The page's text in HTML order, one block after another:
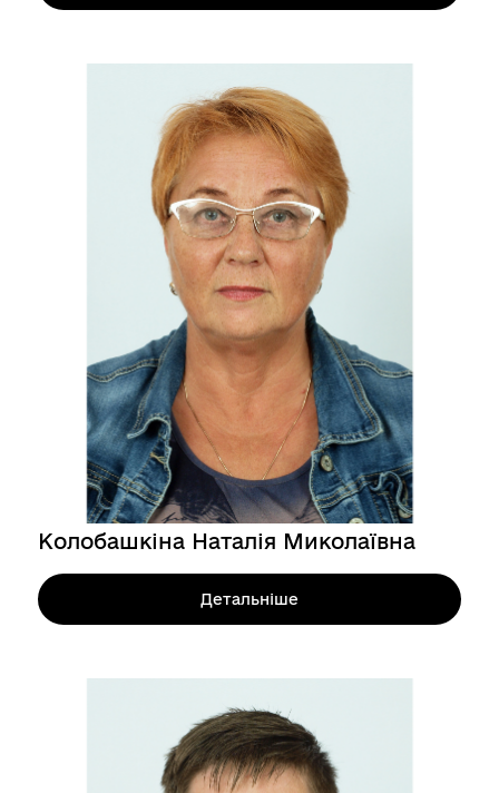
Колобашкіна Наталія Миколаївна
Детальніше